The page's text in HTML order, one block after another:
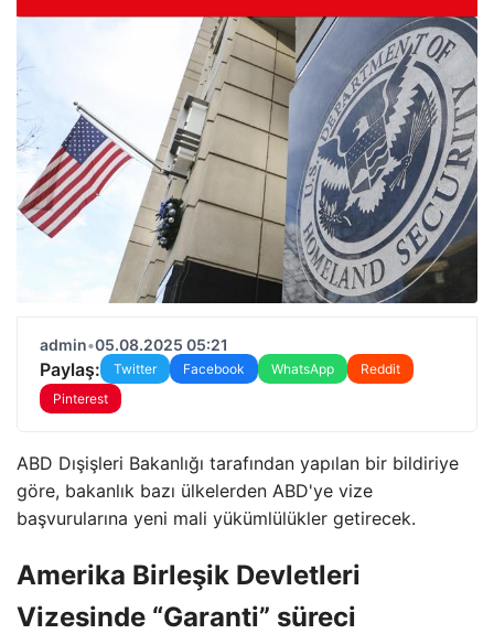
admin•05.08.2025 05:21
Paylaş: Twitter Facebook WhatsApp
Reddit
Pinterest
ABD Dışişleri Bakanlığı tarafından yapılan bir bildiriye
göre, bakanlık bazı ülkelerden ABD'ye vize
başvurularına yeni mali yükümlülükler getirecek.
Amerika Birleşik Devletleri
Vizesinde “Garanti” süreci